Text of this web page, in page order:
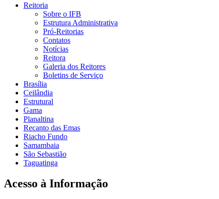
Reitoria
Sobre o IFB
Estrutura Administrativa
Pró-Reitorias
Contatos
Notícias
Reitora
Galeria dos Reitores
Boletins de Serviço
Brasília
Ceilândia
Estrutural
Gama
Planaltina
Recanto das Emas
Riacho Fundo
Samambaia
São Sebastião
Taguatinga
Acesso à Informação